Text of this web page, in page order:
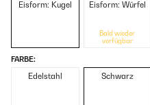
Eisform: Kugel Eisform: Würfel
Bald wieder
verfügbar
FARBE:
Edelstahl Schwarz